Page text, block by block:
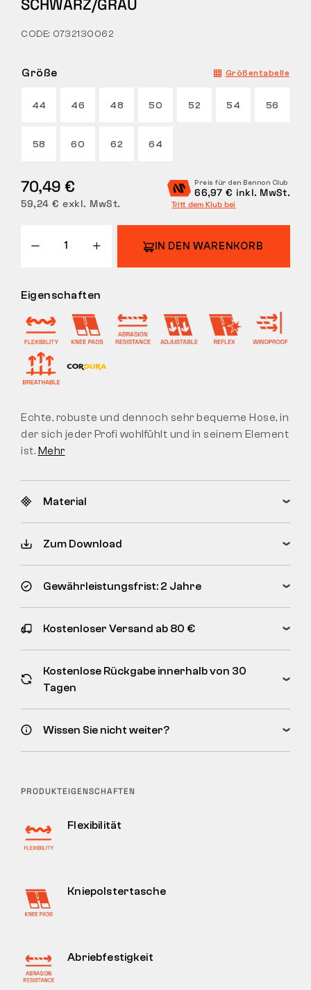
RÜCKGABE
SCHWARZ/GRAU
CODE: 0732130062
Größe Größentabelle
44 46 48 50 52 54 56
58 60 62 64
70,49 €
59,24 € exkl. MwSt.
Preis für den Bennon Club
66,97 € inkl. MwSt.
Tritt dem Klub bei
IN DEN WARENKORB
Eigenschaften
Echte, robuste und dennoch sehr bequeme Hose, in
der sich jeder Profi wohlfühlt und in seinem Element
ist. Mehr
Material
Zum Download
Gewährleistungsfrist: 2 Jahre
Kostenloser Versand ab 80 €
Kostenlose Rückgabe innerhalb von 30
Tagen
Wissen Sie nicht weiter?
PRODUKTEIGENSCHAFTEN
Flexibilität
Kniepolstertasche
Abriebfestigkeit